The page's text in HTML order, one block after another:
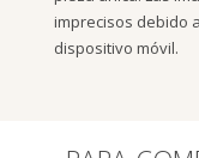
imprecisos debido
dispositivo móvil.